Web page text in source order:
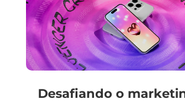
Desafiando o